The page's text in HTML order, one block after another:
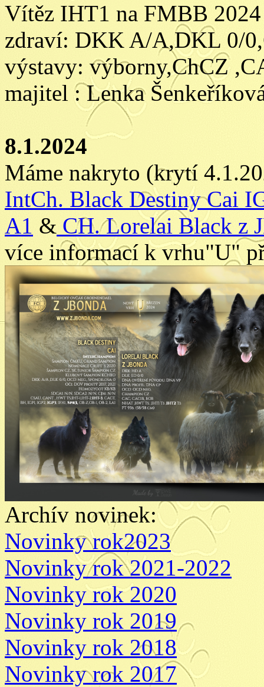
Vítěz IHT1 na FMBB
zdraví: DKK A/A,DKL 0/
výstavy: výborny,ChCZ
majitel : Lenka
8.1.2024
Máme nakryto (krytí
IntCh. Black Destiny Cai
A1 & CH. Lorelai Black z
více informací k vrhu"U"
Archív novinek:
Novinky rok2023
Novinky rok 2021-2022
Novinky rok 2020
Novinky rok 2019
Novinky rok 2018
Novinky rok 2017